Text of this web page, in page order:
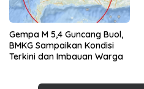
Gempa M 5,4 Guncang Buol,
BMKG Sampaikan Kondisi
Terkini dan Imbauan Warga